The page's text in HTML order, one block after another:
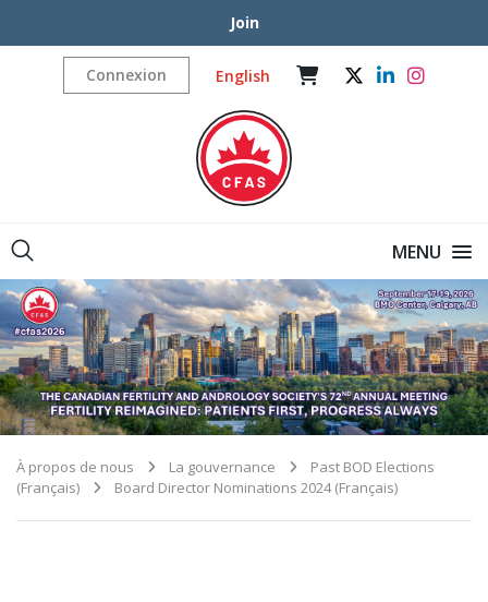
Join
Connexion English
MENU
À propos de nous La gouvernance
Past BOD Elections
(Français)
Board Director Nominations 2024 (Français)